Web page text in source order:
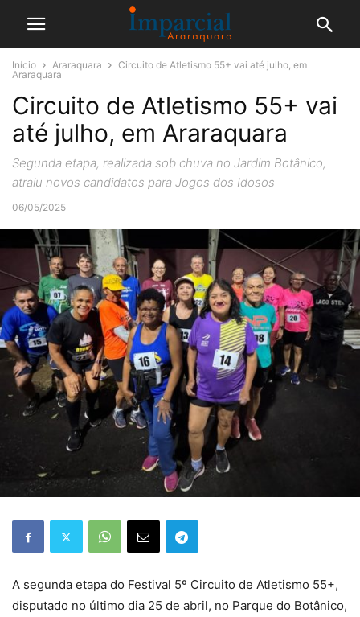
Início Araraquara
Circuito de Atletismo 55+ vai até julho, em
Araraquara
Circuito de Atletismo 55+ vai
até julho, em Araraquara
Segunda etapa, realizada sob chuva no Jardim Botânico,
atraiu novos candidatos para Jogos dos Idosos
06/05/2025
A segunda etapa do Festival 5º Circuito de Atletismo 55+,
disputado no último dia 25 de abril, no Parque do Botânico,